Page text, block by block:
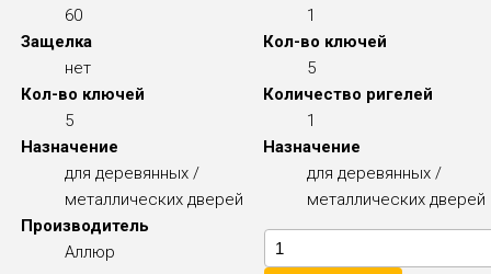
60
Защелка
нет
Кол-во ключей
5
Назначение
для деревянных /
металлических дверей
Производитель
Аллюр
1
Кол-во ключей
5
Количество ригелей
1
Назначение
для деревянных /
металлических дверей